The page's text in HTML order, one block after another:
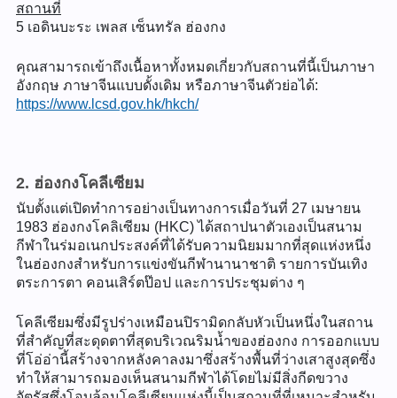
สถานที่
5 เอดินบะระ เพลส เซ็นทรัล ฮ่องกง
คุณสามารถเข้าถึงเนื้อหาทั้งหมดเกี่ยวกับสถานที่นี้เป็นภาษา
อังกฤษ ภาษาจีนแบบดั้งเดิม หรือภาษาจีนตัวย่อได้:
https://www.lcsd.gov.hk/hkch/
2. ฮ่องกงโคลีเซียม
นับตั้งแต่เปิดทำการอย่างเป็นทางการเมื่อวันที่ 27 เมษายน
1983 ฮ่องกงโคลิเซียม (HKC) ได้สถาปนาตัวเองเป็นสนาม
กีฬาในร่มอเนกประสงค์ที่ได้รับความนิยมมากที่สุดแห่งหนึ่ง
ในฮ่องกงสำหรับการแข่งขันกีฬานานาชาติ รายการบันเทิง
ตระการตา คอนเสิร์ตป๊อป และการประชุมต่าง ๆ
โคลีเซียมซึ่งมีรูปร่างเหมือนปิรามิดกลับหัวเป็นหนึ่งในสถาน
ที่สำคัญที่สะดุดตาที่สุดบริเวณริมน้ำของฮ่องกง การออกแบบ
ที่โอ่อ่านี้สร้างจากหลังคาลงมาซึ่งสร้างพื้นที่ว่างเสาสูงสุดซึ่ง
ทำให้สามารถมองเห็นสนามกีฬาได้โดยไม่มีสิ่งกีดขวาง